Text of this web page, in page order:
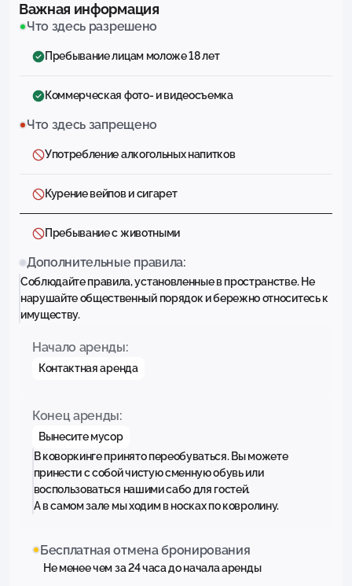
Важная информация
Что здесь разрешено
Пребывание лицам моложе 18 лет
Коммерческая фото- и видеосъемка
Что здесь запрещено
Употребление алкогольных напитков
Курение вейпов и сигарет
Пребывание с животными
Дополнительные правила:
Соблюдайте правила, установленные в пространстве. Не
нарушайте общественный порядок и бережно относитесь к
имуществу.
Начало аренды:
Контактная аренда
Конец аренды:
Вынесите мусор
В коворкинге принято переобуваться. Вы можете
принести с собой чистую сменную обувь или
воспользоваться нашими сабо для гостей.
А в самом зале мы ходим в носках по ковролину.
Бесплатная отмена бронирования
Не менее чем за 24 часа до начала аренды